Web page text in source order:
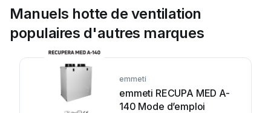
Manuels hotte de ventilation
populaires d'autres marques
emmeti
emmeti RECUPA MED A-
140 Mode d’emploi